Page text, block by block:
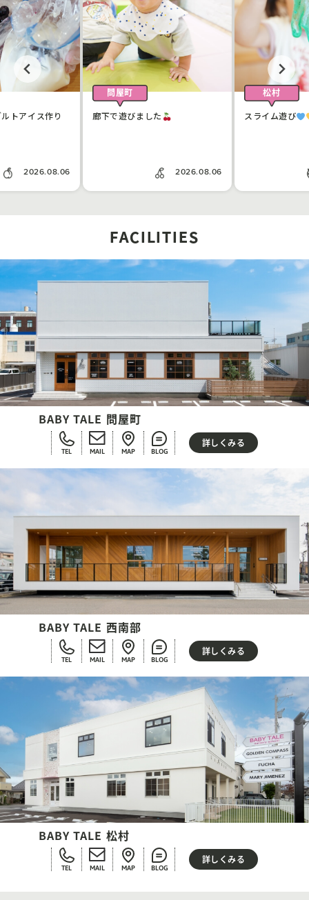
トアイス作り
2026.08.06
問屋町
廊下で遊びました
2026.08.06
松村
スライム遊び
FACILITIES
BABY TALE 問屋町
TEL MAIL MAP BLOG
詳しくみる
BABY TALE 西南部
TEL MAIL MAP BLOG
詳しくみる
BABY TALE 松村
TEL MAIL MAP BLOG
詳しくみる